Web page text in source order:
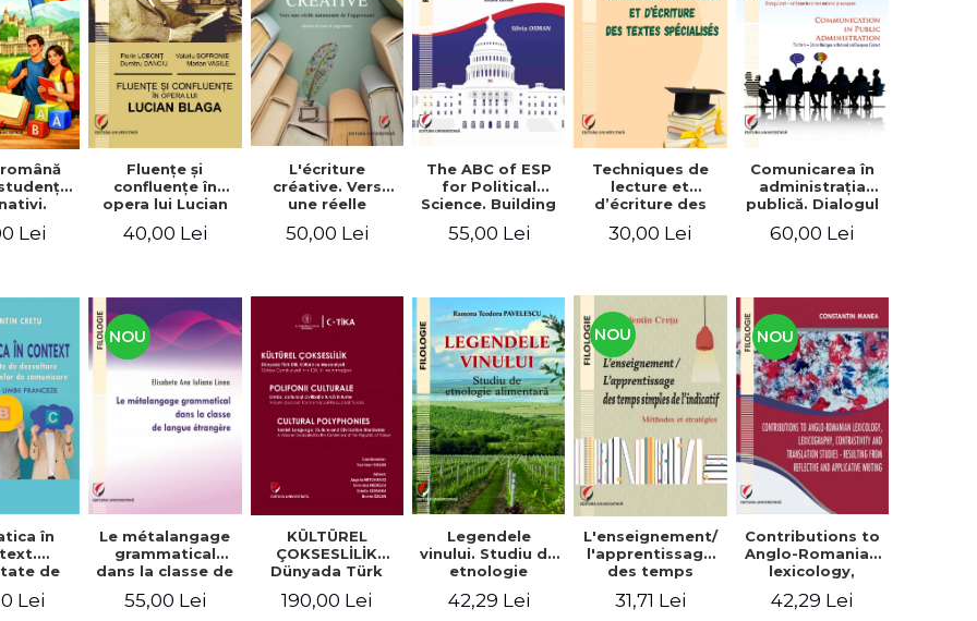
şi
A1-B2
Lei
Fluenţe şi
confluenţe în
opera lui Lucian
40,00 Lei
L'écriture
créative. Vers
une réelle
autonomie de
l'apprenant, Éd.
50,00 Lei
The ABC of ESP
for Political
Science. Building
vocabulary and
language skills
55,00 Lei
Techniques de
lecture et
d’écriture des
spécialisés
30,00 Lei
Comunicarea în
administraţia
publică. Dialogul
stat – cetăţean în
context naţional
administration .
The state-citizen
dialogue in
national and
European
context
60,00 Lei
în
de
Lei
NOU
Le métalangage
grammatical
dans la classe de
55,00 Lei
KÜLTÜREL
ÇOKSESLİLİK
Dünyada Türk
Medeniyeti.
190,00 Lei
Legendele
vinului. Studiu de
etnologie
42,29 Lei
NOU
L'enseignement/
l'apprentissage
des temps
l'indicatif.
31,71 Lei
NOU
Contributions to
Anglo-Romanian
lexicology,
contrastivity and
42,29 Lei